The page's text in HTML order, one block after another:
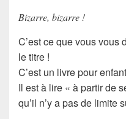
Bizarre, bizarre !
C’est ce que vous vous
le titre !
C’est un livre pour
Il est à lire « à partir de
qu’il n’y a pas de limite